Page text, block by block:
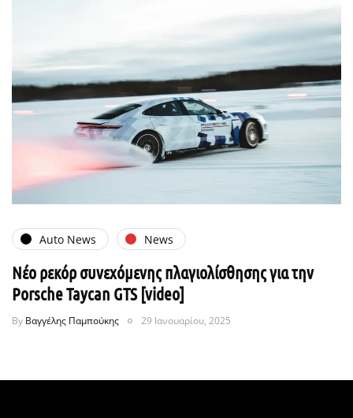
Auto News News
Νέο ρεκόρ συνεχόμενης πλαγιολίσθησης για την
Porsche Taycan GTS [video]
By Βαγγέλης Παμπούκης 29 Ιανουαρίου, 2025